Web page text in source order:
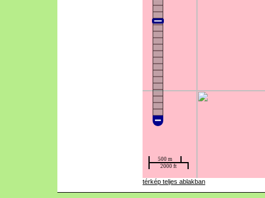
térkép teljes ablakban